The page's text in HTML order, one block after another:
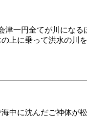
津一円全てが川になる
上に乗って洪水の川
中に沈んだご神体が